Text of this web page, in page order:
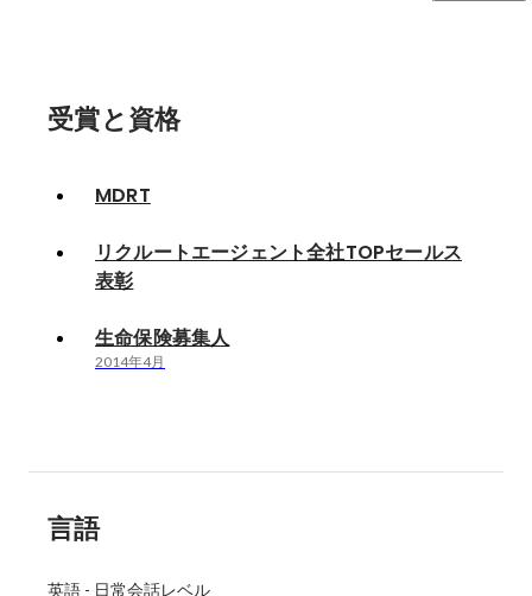
受賞と資格
MDRT
リクルートエージェント全社TOPセールス
表彰
生命保険募集人
2014年4月
言語
英語 - 日常会話レベル